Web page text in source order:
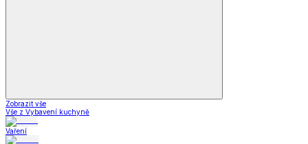
Zobrazit vše
Vše z Vybavení kuchyně
Vaření